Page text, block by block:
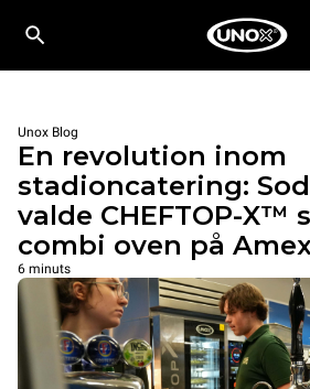
Unox Blog
En revolution inom
stadioncatering:
valde CHEFTOP-X™
combi oven på
6 minuts